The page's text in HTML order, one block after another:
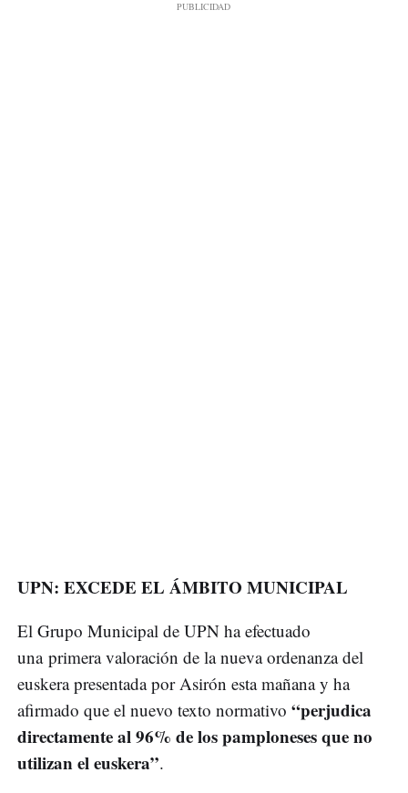
UPN: EXCEDE EL ÁMBITO MUNICIPAL
El Grupo Municipal de UPN ha efectuado
una primera valoración de la nueva ordenanza del
euskera presentada por Asirón esta mañana y ha
afirmado que el nuevo texto normativo “perjudica
directamente al 96% de los pamploneses que no
utilizan el euskera”.